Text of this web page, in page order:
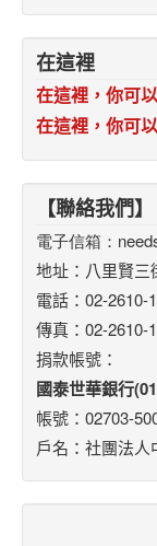
在這裡
在這裡，你可
在這裡，你可
【聯絡我們】
電子信箱：
地址：八里賢三
電話：02-2610-
傳真：02-2610-
捐款帳號：
國泰世華銀行
帳號：02703-
戶名：社團法